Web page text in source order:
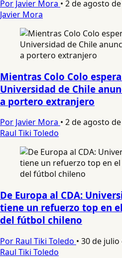
Por Javier Mora • 2 de agosto
Javier Mora
Mientras Colo Colo
Universidad de Chile
a portero extranjero
Por Javier Mora • 2 de agosto
Raul Tiki Toledo
De Europa al CDA:
tiene un refuerzo top en
del fútbol chileno
Por Raul Tiki Toledo • 30 de julio
Raul Tiki Toledo